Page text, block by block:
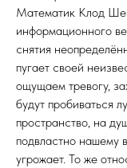
Математик Клод
информационного
снятия
пугает своей
ощущаем тревогу,
будут пробиваться
пространство, на
подвластно нашему
угрожает. То же